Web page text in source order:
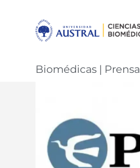
Biomédicas | Prensa